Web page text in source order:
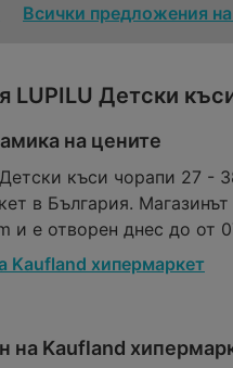
Всички предложения
LUPILU Детски
на цените
къси чорапи 27 -
в България. Магазинът
и е отворен днес до от
Kaufland хипермаркет
на Kaufland